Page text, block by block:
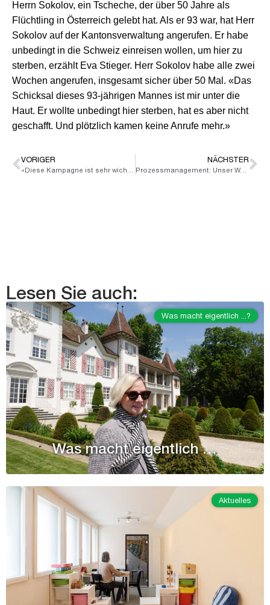
Herrn Sokolov, ein Tscheche, der über 50 Jahre als
Flüchtling in Österreich gelebt hat. Als er 93 war, hat Herr
Sokolov auf der Kantonsverwaltung angerufen. Er habe
unbedingt in die Schweiz einreisen wollen, um hier zu
sterben, erzählt Eva Stieger. Herr Sokolov habe alle zwei
Wochen angerufen, insgesamt sicher über 50 Mal. «Das
Schicksal dieses 93-jährigen Mannes ist mir unter die
Haut. Er wollte unbedingt hier sterben, hat es aber nicht
geschafft. Und plötzlich kamen keine Anrufe mehr.»
VORIGER NÄCHSTER
Prozessmanagement: Unser Werkzeug für die digitale Zukunft
Lesen Sie auch:
Was macht eigentlich …
Was macht eigentlich ...?
Aktuelles